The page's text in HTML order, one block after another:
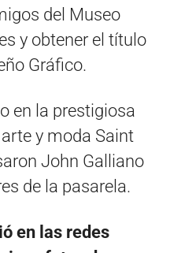
del Museo
y obtener el título
Gráfico.
en la prestigiosa
y moda Saint
John Galliano
de la pasarela.
en las redes